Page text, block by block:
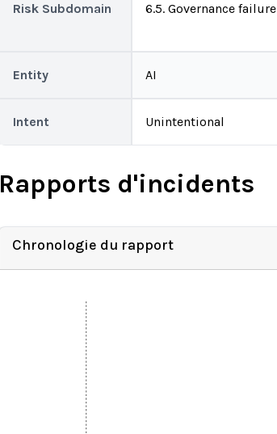
Risk Subdomain 6.5. Governance failure
Entity AI
Intent Unintentional
Rapports d'incidents
Chronologie du rapport